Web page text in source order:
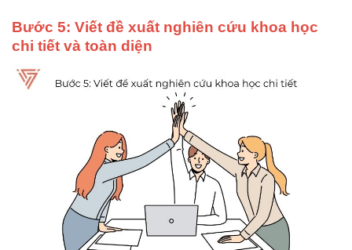
Bước 5: Viết đề xuất nghiên cứu khoa học
chi tiết và toàn diện